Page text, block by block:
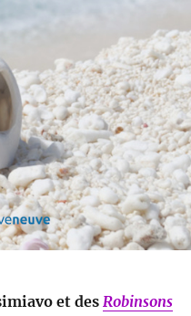
et des Robinsons